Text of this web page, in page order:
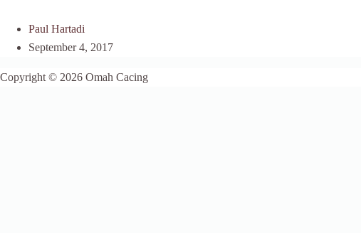
Paul Hartadi
September 4, 2017
Copyright © 2026 Omah Cacing